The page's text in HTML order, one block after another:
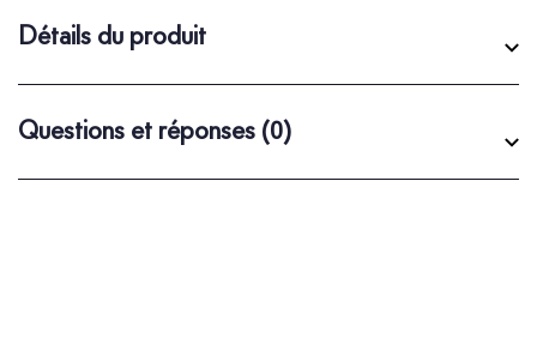
Détails du produit
Questions et réponses (0)